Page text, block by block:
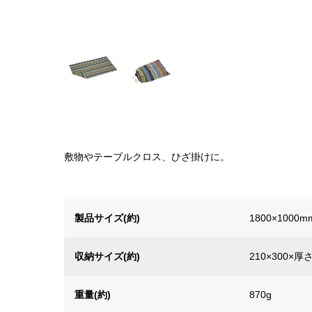
敷物やテーブルクロス、ひざ掛けに。
製品サイズ(約)
収納サイズ(約) 210×300×厚
重量(約) 870g